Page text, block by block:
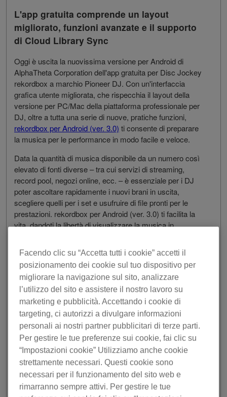
L'app gratuita comprende un layout
migliorato, funzioni avanzate e il supporto
di Cloud Library Sync
Oggi è uscita la nuovissima versione per Android di
AlphaTheta Corporation dell'app gratuita per Disc Jockey
rekordbox a marchio Pioneer DJ. Con un'interfaccia
grafica utente migliorata, che rispecchia il layout della
versione per PC/Mac della piattaforma professionale per
DJ, oltre a tutta una serie di nuove, pratiche funzioni,
rekordbox per Android (ver. 3.0) ti consente di preparare
la musica per le performance in modo facile e veloce.
Data la quantità di musica disponibile da un numero così
elevato di fonti diverse – tra cui servizi di streaming,
record pool, negozi online, ecc. – è essenziale per i DJ
poter ascoltare rapidamente i nuovi brani in uscita,
scegliere quelli per i set e usufruire di file pronti per le
prestazioni. rekordbox per Android (ver. 3.0) ti facilita la
vita, dandoti la libertà di visualizzare la musica in
libreria, creare punti di cue e trasferire tutto nella libreria
principale di rekordbox, per essere pronto per il prossimo
spettacolo. Puoi fare tutto questo con una sola mano
tramite il telefono a casa, in studio o in viaggio.
rekordbox per Android (ver. 3.0) può essere scaricato
gratuitamente, utilizzato per preparare la musica per le
performance e sincronizzare manualmente brani e dati
nella libreria principale di rekordbox attraverso la stessa
rete locale, utilizzando Mobile Library Sync*1. Inoltre, se
desideri sincronizzare automaticamente la musica tra più
dispositivi tramite qualsiasi rete, da qualsiasi luogo, puoi
utilizzare Cloud Library Sync con un piano di
abbonamento Creative a rekordbox e un account
Facendo clic su “Accetta tutti i cookie” accetti il
posizionamento dei cookie sul tuo dispositivo per
migliorare la navigazione sul sito, analizzare
l’utilizzo del sito e assistere il nostro lavoro su
marketing e pubblicità. Accettando i cookie di
targeting, ci autorizzi a divulgare informazioni
personali ai nostri partner pubblicitari di terze parti.
Per gestire le tue preferenze sui cookie, fai clic su
“Impostazioni cookie” Utilizziamo anche cookie
strettamente necessari. Questi cookie sono
necessari per il funzionamento del sito web e
rimarranno sempre attivi. Per gestire le tue